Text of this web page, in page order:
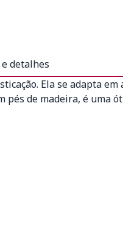
detalhes
Ela se adapta
de madeira, é uma